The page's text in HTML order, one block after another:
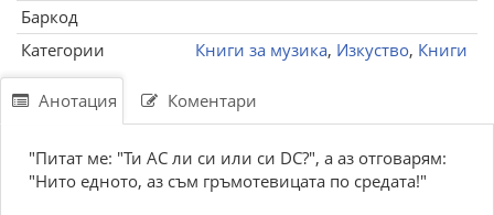
Баркод
Категории
Книги за музика, Изкуство, Книги
Анотация Коментари
"Питат ме: "Ти AC ли си или си DC?", а аз отговарям:
"Нито едното, аз съм гръмотевицата по средата!"